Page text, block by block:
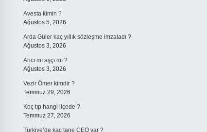
Avesta kimin ?
Ağustos 5, 2026
Arda Güler kaç yıllık sözleşme imzaladı ?
Ağustos 3, 2026
Ahcı mı aşçı mı ?
Ağustos 3, 2026
Vezir Ömer kimdir ?
Temmuz 29, 2026
Koç tıp hangi ilçede ?
Temmuz 27, 2026
Türkiye’de kaç tane CEO var ?